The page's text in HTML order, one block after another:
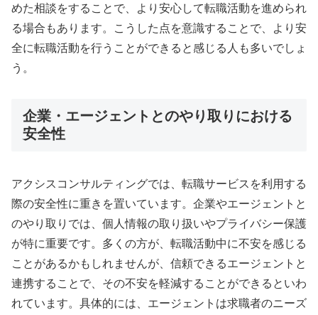
めた相談をすることで、より安心して転職活動を進められ
る場合もあります。こうした点を意識することで、より安
全に転職活動を行うことができると感じる人も多いでしょ
う。
企業・エージェントとのやり取りにおける
安全性
アクシスコンサルティングでは、転職サービスを利用する
際の安全性に重きを置いています。企業やエージェントと
のやり取りでは、個人情報の取り扱いやプライバシー保護
が特に重要です。多くの方が、転職活動中に不安を感じる
ことがあるかもしれませんが、信頼できるエージェントと
連携することで、その不安を軽減することができるといわ
れています。具体的には、エージェントは求職者のニーズ